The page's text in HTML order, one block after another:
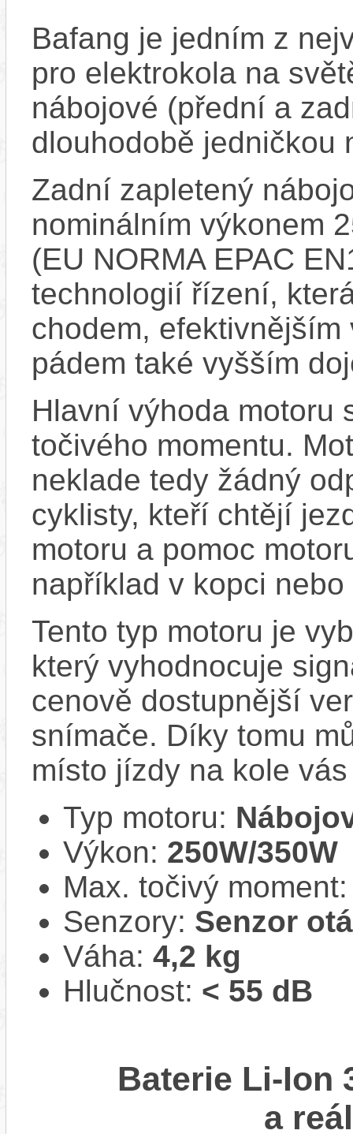
Bafang je jedním z
pro elektrokola na
nábojové (přední a
dlouhodobě jedničkou
Zadní zapletený
nominálním výkonem
(EU NORMA EPAC
technologií řízení,
chodem,
pádem také vyšším
Hlavní výhoda motoru
točivého momentu.
neklade tedy žádný
cyklisty, kteří chtějí
motoru a pomoc
například v kopci
Tento typ motoru je
který vyhodnocuje
cenově dostupnější
snímače. Díky tomu
místo jízdy na kole
Typ motoru:
Výkon: 250W/350W
Max. točivý
Senzory: Senzor
Váha: 4,2 kg
Hlučnost: < 55 dB
Baterie Li-Ion
a